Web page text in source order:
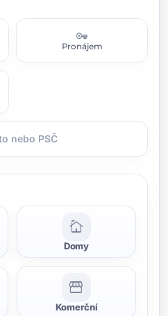
vpn_key
Pronájem
cottage
Domy
storefront
Komerční